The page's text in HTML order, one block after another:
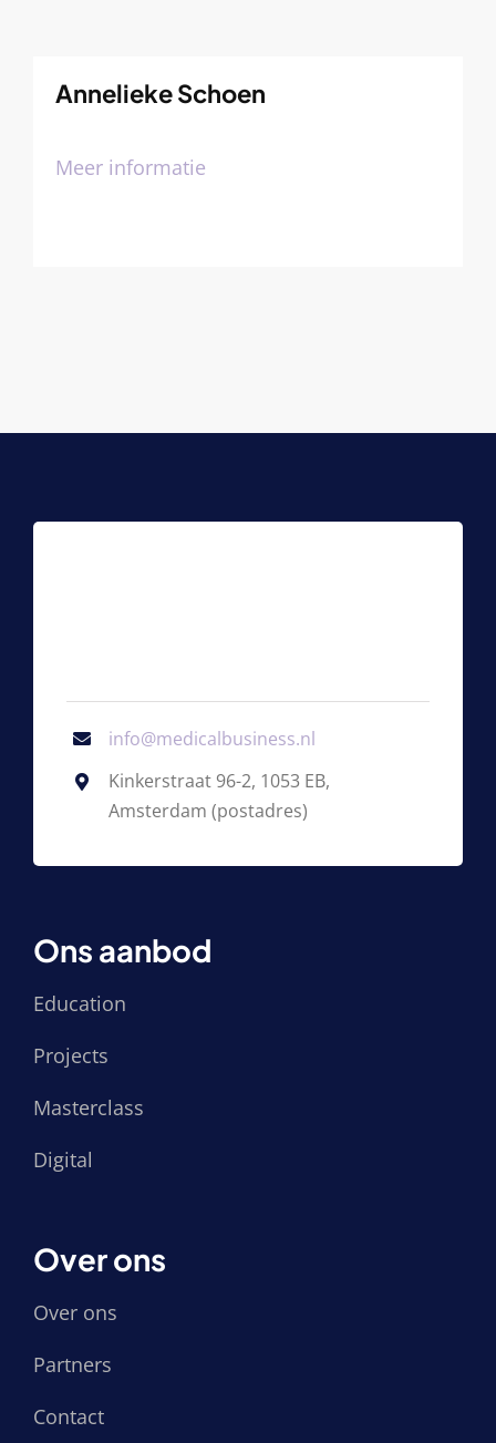
Annelieke Schoen
Meer informatie
info@medicalbusiness.nl
Kinkerstraat 96-2, 1053 EB,
Amsterdam (postadres)
Ons aanbod
Education
Projects
Masterclass
Digital
Over ons
Over ons
Partners
Contact